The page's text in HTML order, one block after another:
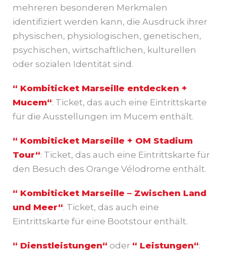
mehreren besonderen Merkmalen
identifiziert werden kann, die Ausdruck ihrer
physischen, physiologischen, genetischen,
psychischen, wirtschaftlichen, kulturellen
oder sozialen Identität sind.
“ Kombiticket Marseille entdecken +
Mucem“: Ticket, das auch eine Eintrittskarte
für die Ausstellungen im Mucem enthält.
“ Kombiticket Marseille + OM Stadium
Tour“: Ticket, das auch eine Eintrittskarte für
den Besuch des Orange Vélodrome enthält.
“ Kombiticket Marseille – Zwischen Land
und Meer“: Ticket, das auch eine
Eintrittskarte für eine Bootstour enthält.
“ Dienstleistungen“ oder “ Leistungen“: